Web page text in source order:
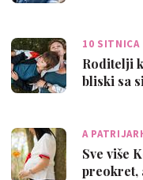
10 SITNICA
Roditelji
bliski sa
A
Sve više
preokret,